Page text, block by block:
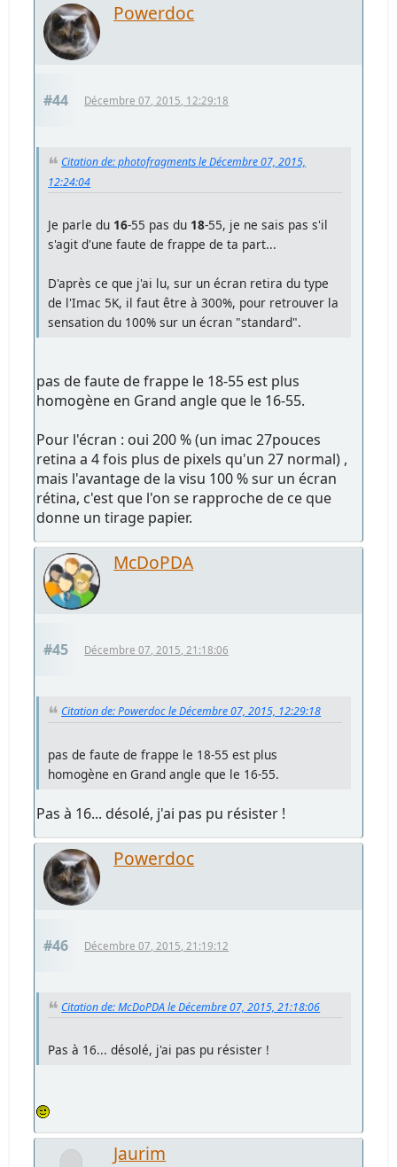
Powerdoc
#44 Décembre 07, 2015, 12:29:18
Citation de: photofragments le Décembre 07, 2015,
12:24:04
Je parle du 16-55 pas du 18-55, je ne sais pas s'il
s'agit d'une faute de frappe de ta part...
D'après ce que j'ai lu, sur un écran retira du type
de l'Imac 5K, il faut être à 300%, pour retrouver la
sensation du 100% sur un écran "standard".
pas de faute de frappe le 18-55 est plus
homogène en Grand angle que le 16-55.
Pour l'écran : oui 200 % (un imac 27pouces
retina a 4 fois plus de pixels qu'un 27 normal) ,
mais l'avantage de la visu 100 % sur un écran
rétina, c'est que l'on se rapproche de ce que
donne un tirage papier.
McDoPDA
#45 Décembre 07, 2015, 21:18:06
Citation de: Powerdoc le Décembre 07, 2015, 12:29:18
pas de faute de frappe le 18-55 est plus
homogène en Grand angle que le 16-55.
Pas à 16... désolé, j'ai pas pu résister !
Powerdoc
#46 Décembre 07, 2015, 21:19:12
Citation de: McDoPDA le Décembre 07, 2015, 21:18:06
Pas à 16... désolé, j'ai pas pu résister !
Jaurim